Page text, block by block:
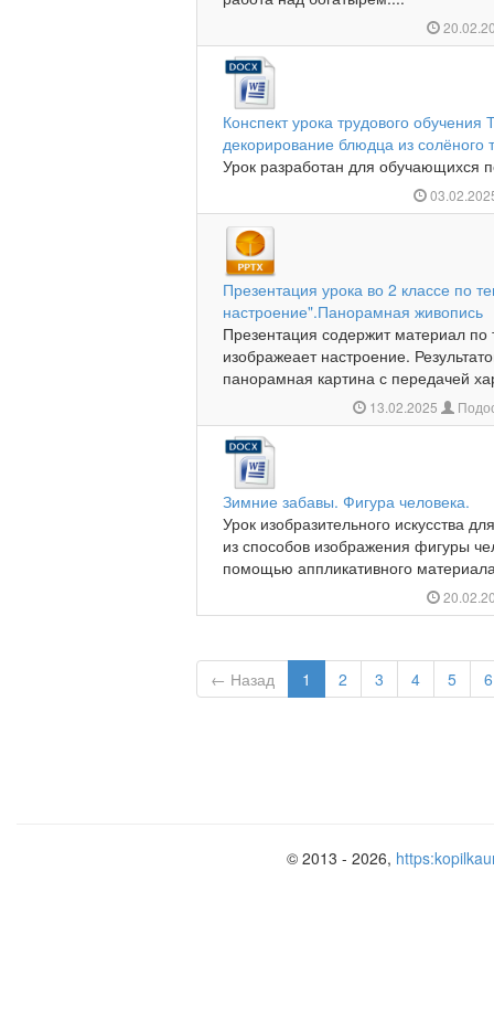
Конспект урока трудового
декорирование блюдца из солёного
Урок разработан для
Презентация урока во 2 классе по
настроение".Панорамная живопись
Презентация содержит материал
изображеает настроение.
панорамная картина с передачей
13.02.2025
Зимние забавы. Фигура человека.
Урок изобразительного искусства
из способов изображения фигуры
помощью аппликативного
← Назад 1 2 3 4 5 6
© 2013 - 2026,